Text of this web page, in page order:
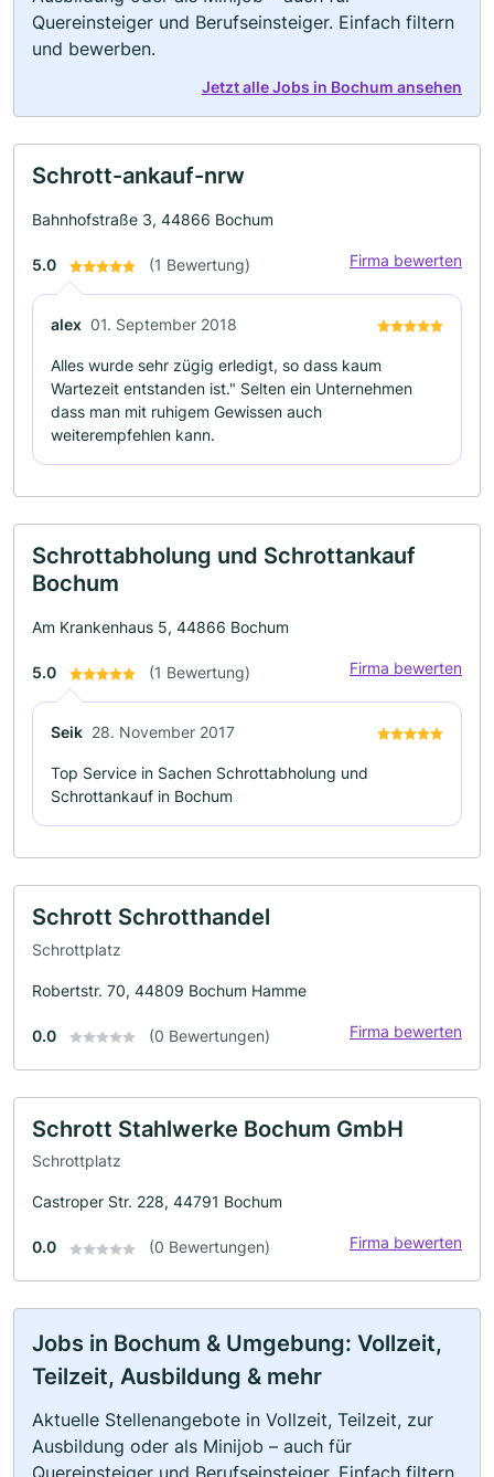
Quereinsteiger und Berufseinsteiger. Einfach filtern
und bewerben.
Jetzt alle Jobs in Bochum ansehen
Schrott-ankauf-nrw
Bahnhofstraße 3, 44866 Bochum
5.0 (1 Bewertung) Firma bewerten
alex 01. September 2018
Alles wurde sehr zügig erledigt, so dass kaum
Wartezeit entstanden ist." Selten ein Unternehmen
dass man mit ruhigem Gewissen auch
weiterempfehlen kann.
Schrottabholung und Schrottankauf
Bochum
Am Krankenhaus 5, 44866 Bochum
5.0 (1 Bewertung) Firma bewerten
Seik 28. November 2017
Top Service in Sachen Schrottabholung und
Schrottankauf in Bochum
Schrott Schrotthandel
Schrottplatz
Robertstr. 70, 44809 Bochum Hamme
0.0 (0 Bewertungen) Firma bewerten
Schrott Stahlwerke Bochum GmbH
Schrottplatz
Castroper Str. 228, 44791 Bochum
0.0 (0 Bewertungen) Firma bewerten
Jobs in Bochum & Umgebung: Vollzeit,
Teilzeit, Ausbildung & mehr
Aktuelle Stellenangebote in Vollzeit, Teilzeit, zur
Ausbildung oder als Minijob – auch für